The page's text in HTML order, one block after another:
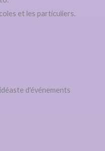
et les particuliers.